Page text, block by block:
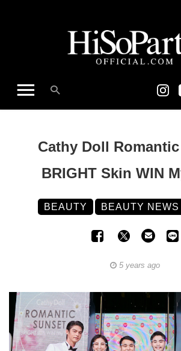
Cathy Doll
BRIGHT Skin WIN
BEAUTY BEAUTY
5 years ago